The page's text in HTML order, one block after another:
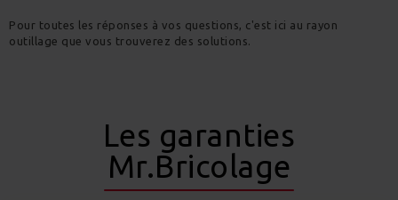
Pour toutes les réponses à vos questions, c'est ici au rayon
outillage que vous trouverez des solutions.
Les garanties
Mr.Bricolage